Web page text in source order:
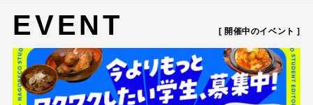
EVENT [ 開催中のイベント ]